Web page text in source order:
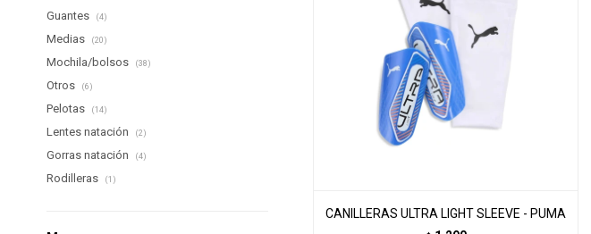
CANILLERAS ULTRA LIGHT SLEEVE - PUMA
Guantes (4)
Medias (20)
Mochila/bolsos (38)
Otros (6)
Pelotas (14)
Lentes natación (2)
Gorras natación (4)
Rodilleras (1)